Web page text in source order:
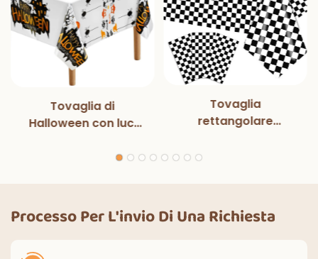
Tovaglia di
Halloween con luci
decorazioni per
cucina, decorazioni
per la casa
Tovaglia
rettangolare
nero con luci
decorazioni
classiche per interni
Processo Per L'invio Di Una Richiesta